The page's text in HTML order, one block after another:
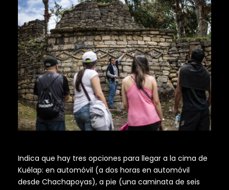
Indica que hay tres opciones para llegar a la cima de
Kuélap: en automóvil (a dos horas en automóvil
desde Chachapoyas), a pie (una caminata de seis